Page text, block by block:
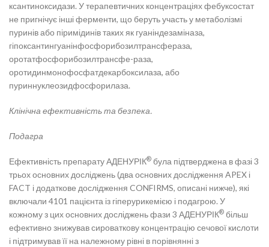
ксантиноксидази. У терапевтичних концентраціях фебуксостат
не пригнічує інші ферменти, що беруть участь у метаболізмі
пуринів або піримідинів таких як гуаніндезаміназа,
гіпоксантингуанінфосфорибозилтрансфераза,
оротатфосфорибозилтрансфе-раза,
оротидинмонофосфатдекарбоксилаза, або
пуриннуклеозидфосфорилаза.
Клінічна ефективність та безпека.
Подагра
Ефективність препарату АДЕНУРІК® була підтверджена в фазі 3
трьох основних досліджень (два основних дослідження APEX і
FACT і додаткове дослідження CONFIRMS, описані нижче), які
включали 4101 пацієнта із гіперурикемією і подагрою. У
кожному з цих основних досліджень фази 3 АДЕНУРІК® більш
ефективно знижував сироваткову концентрацію сечової кислоти
і підтримував її на належному рівні в порівнянні з